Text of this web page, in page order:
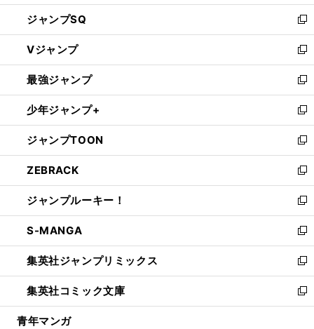
し
い
ウ
ィ
ン
ド
ウ
で
開
く
ジャンプSQ
新
し
い
ウ
ィ
ン
ド
ウ
で
開
く
Vジャンプ
新
し
い
ウ
ィ
ン
ド
ウ
で
開
く
最強ジャンプ
新
し
い
ウ
ィ
ン
ド
ウ
で
開
く
少年ジャンプ+
新
し
い
ウ
ィ
ン
ド
ウ
で
開
く
ジャンプTOON
新
し
い
ウ
ィ
ン
ド
ウ
で
開
く
ZEBRACK
新
し
い
ウ
ィ
ン
ド
ウ
で
開
ジャンプルーキー！
新
し
い
ウ
ィ
ン
ド
ウ
S-MANGA
新
し
い
ウ
ィ
ン
集英社ジャンプリミックス
新
し
い
ウ
集英社コミック文庫
新
し
青年マンガ